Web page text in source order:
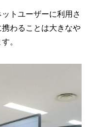
トユーザーに利用さ
わることは大きなや
。